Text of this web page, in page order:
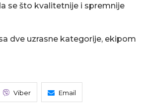
se što kvalitetnije i spremnije
dve uzrasne kategorije, ekipom
Viber Email